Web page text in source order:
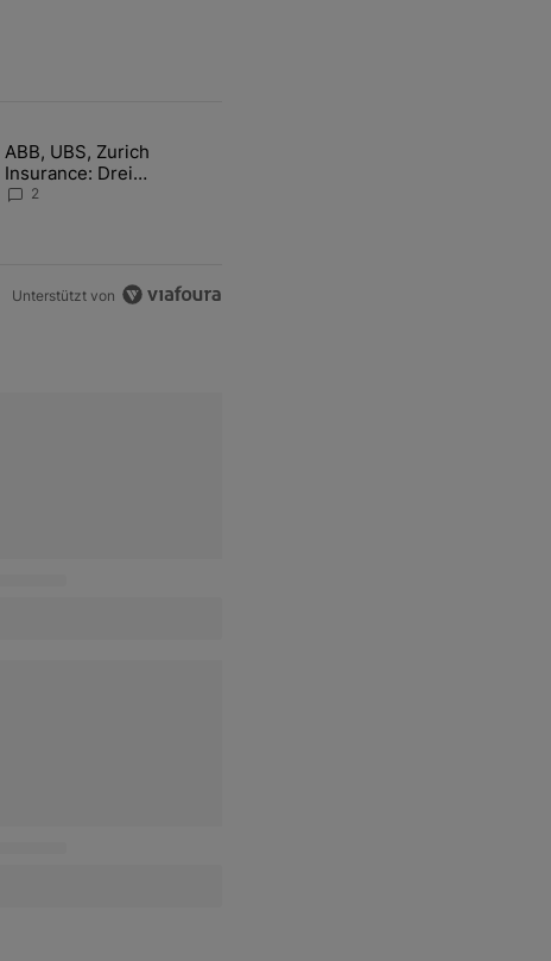
Artikel der letzten 7 days.
der Zentralbanken könnte Goldpreis weiter belasten" mit 5
mit dem Titel "ABB, UBS, Zurich Insurance: Drei Schweizer
ABB, UBS, Zurich
Insurance: Drei
Schweizer Aktien auf der
2
Unterstützt von